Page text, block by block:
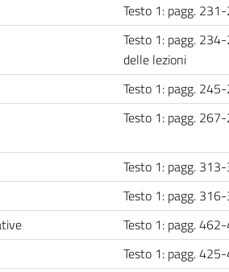
Testo 1: pagg.
Testo 1: pagg.
delle lezioni
Testo 1: pagg.
Testo 1: pagg.
Testo 1: pagg.
Testo 1: pagg.
Testo 1: pagg.
Testo 1: pagg.